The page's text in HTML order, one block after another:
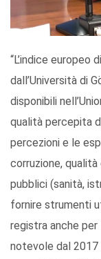
“L’indice europeo
dall’Università di
disponibili
qualità percepita
percezioni e le
corruzione, qualità
pubblici (sanità,
fornire strumenti
registra anche per
notevole dal